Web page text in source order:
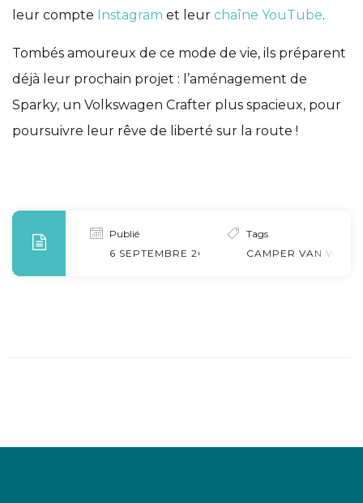
leur compte Instagram et leur chaîne YouTube.
Tombés amoureux de ce mode de vie, ils préparent
déjà leur prochain projet : l’aménagement de
Sparky, un Volkswagen Crafter plus spacieux, pour
poursuivre leur rêve de liberté sur la route !
Publié
6 SEPTEMBRE 2024
Tags
CAMPER VAN